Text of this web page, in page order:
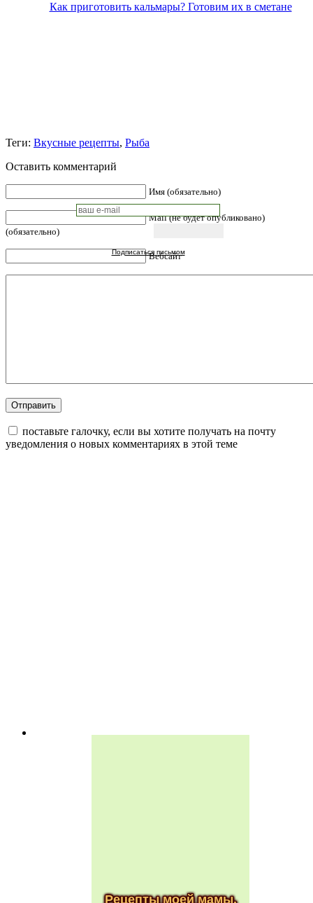
Как приготовить кальмары? Готовим их в сметане
Подписаться письмом
Теги: Вкусные рецепты, Рыба
Оставить комментарий
Имя (обязательно)
Mail (не будет опубликовано)
(обязательно)
Вебсайт
поставьте галочку, если вы хотите получать на почту
уведомления о новых комментариях в этой теме
Рецепты моей мамы.